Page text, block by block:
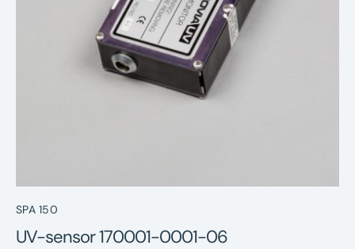
Kontakt
SPA 150
UV-sensor 170001-0001-06